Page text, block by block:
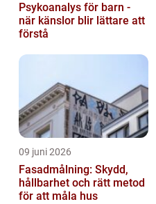
Psykoanalys för barn -
när känslor blir lättare att
förstå
09 juni 2026
Fasadmålning: Skydd,
hållbarhet och rätt metod
för att måla hus